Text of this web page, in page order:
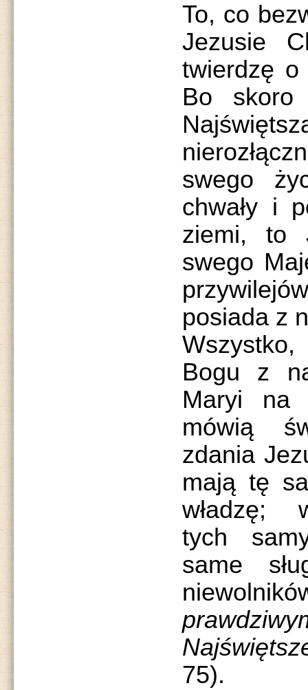
To, co
Jezusie
twierdzę o
Bo skoro
swego
chwały i
ziemi, to
swego
posiada z
Bogu z
Maryi na
mówią
zdania
mają tę
władzę;
tych
same
75).